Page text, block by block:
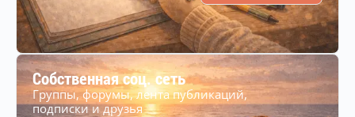
Собственная соц. сеть
Группы, форумы, лента публикаций,
подписки и друзья